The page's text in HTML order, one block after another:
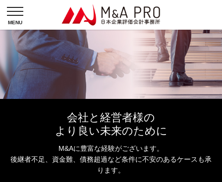
会社と経営者様の
より良い未来のために
M&Aに豊富な経験がございます。
後継者不足、資金難、債務超過など条件に不安のあるケースも承
ります。